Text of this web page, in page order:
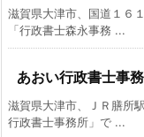
滋賀県大津市、国道１６
「行政書士森永事務 ...
あおい行政書士事
滋賀県大津市、ＪＲ膳所
行政書士事務所」で ...